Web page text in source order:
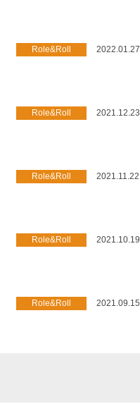
Role&Roll 2022.01.27
Role&Roll 2021.12.23
Role&Roll 2021.11.22
Role&Roll 2021.10.19
Role&Roll 2021.09.15